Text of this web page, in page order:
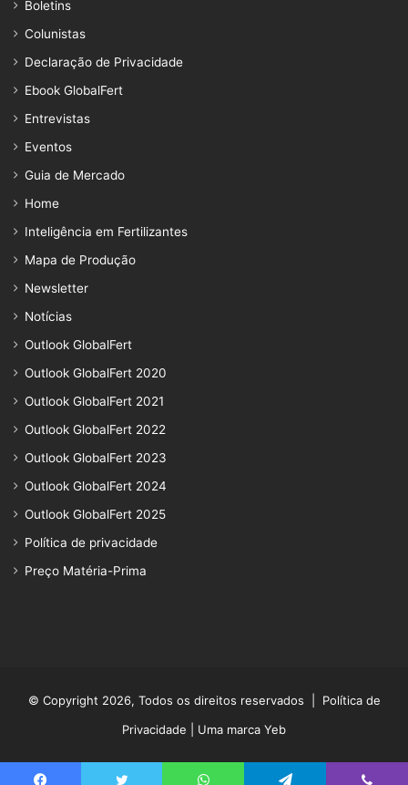
Boletins
Colunistas
Declaração de Privacidade
Ebook GlobalFert
Entrevistas
Eventos
Guia de Mercado
Home
Inteligência em Fertilizantes
Mapa de Produção
Newsletter
Notícias
Outlook GlobalFert
Outlook GlobalFert 2020
Outlook GlobalFert 2021
Outlook GlobalFert 2022
Outlook GlobalFert 2023
Outlook GlobalFert 2024
Outlook GlobalFert 2025
Política de privacidade
Preço Matéria-Prima
© Copyright 2026, Todos os direitos reservados | Política de
Privacidade | Uma marca Yeb